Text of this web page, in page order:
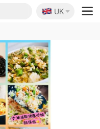
🇬🇧
UK